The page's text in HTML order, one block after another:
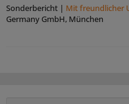
Sonderbericht | Mit freundlicher
Germany GmbH, München